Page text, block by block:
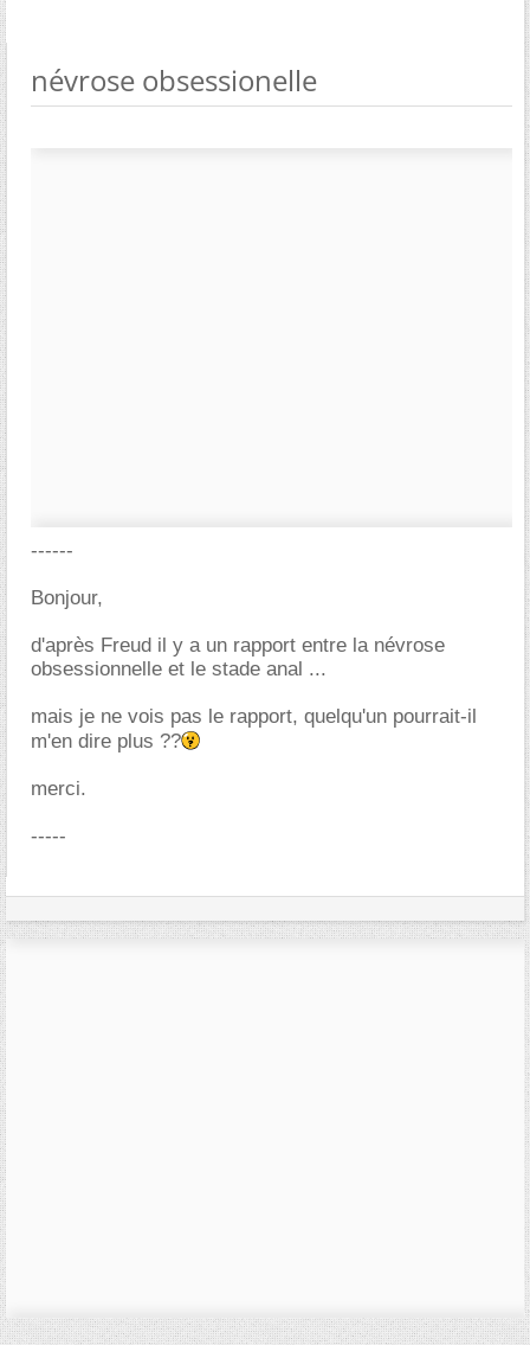
névrose obsessionelle
------
Bonjour,
d'après Freud il y a un rapport entre la névrose
obsessionnelle et le stade anal ...
mais je ne vois pas le rapport, quelqu'un pourrait-il
m'en dire plus ??
merci.
-----